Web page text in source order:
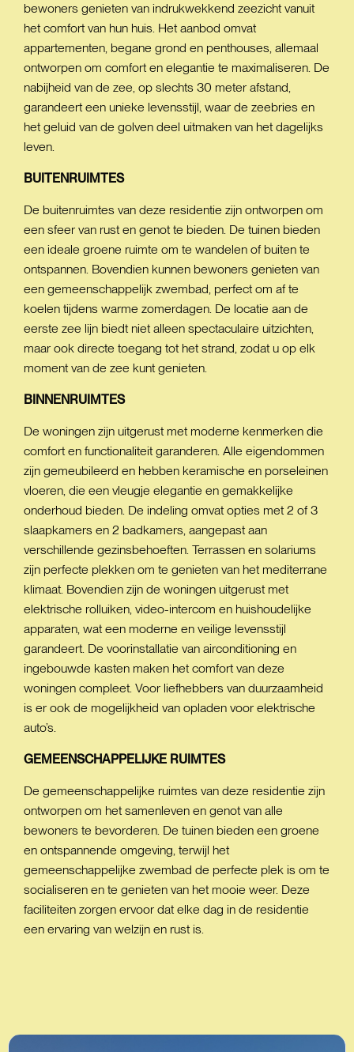
bewoners genieten van indrukwekkend zeezicht vanuit
het comfort van hun huis. Het aanbod omvat
appartementen, begane grond en penthouses, allemaal
ontworpen om comfort en elegantie te maximaliseren. De
nabijheid van de zee, op slechts 30 meter afstand,
garandeert een unieke levensstijl, waar de zeebries en
het geluid van de golven deel uitmaken van het dagelijks
leven.
BUITENRUIMTES
De buitenruimtes van deze residentie zijn ontworpen om
een sfeer van rust en genot te bieden. De tuinen bieden
een ideale groene ruimte om te wandelen of buiten te
ontspannen. Bovendien kunnen bewoners genieten van
een gemeenschappelijk zwembad, perfect om af te
koelen tijdens warme zomerdagen. De locatie aan de
eerste zee lijn biedt niet alleen spectaculaire uitzichten,
maar ook directe toegang tot het strand, zodat u op elk
moment van de zee kunt genieten.
BINNENRUIMTES
De woningen zijn uitgerust met moderne kenmerken die
comfort en functionaliteit garanderen. Alle eigendommen
zijn gemeubileerd en hebben keramische en porseleinen
vloeren, die een vleugje elegantie en gemakkelijke
onderhoud bieden. De indeling omvat opties met 2 of 3
slaapkamers en 2 badkamers, aangepast aan
verschillende gezinsbehoeften. Terrassen en solariums
zijn perfecte plekken om te genieten van het mediterrane
klimaat. Bovendien zijn de woningen uitgerust met
elektrische rolluiken, video-intercom en huishoudelijke
apparaten, wat een moderne en veilige levensstijl
garandeert. De voorinstallatie van airconditioning en
ingebouwde kasten maken het comfort van deze
woningen compleet. Voor liefhebbers van duurzaamheid
is er ook de mogelijkheid van opladen voor elektrische
auto’s.
GEMEENSCHAPPELIJKE RUIMTES
De gemeenschappelijke ruimtes van deze residentie zijn
ontworpen om het samenleven en genot van alle
bewoners te bevorderen. De tuinen bieden een groene
en ontspannende omgeving, terwijl het
gemeenschappelijke zwembad de perfecte plek is om te
socialiseren en te genieten van het mooie weer. Deze
faciliteiten zorgen ervoor dat elke dag in de residentie
een ervaring van welzijn en rust is.